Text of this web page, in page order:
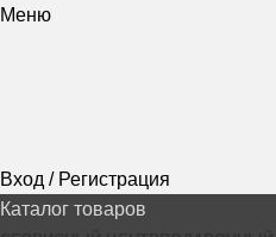
Меню
Вход / Регистрация
Каталог товаров